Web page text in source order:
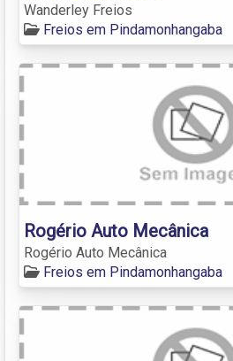
Wanderley Freios
Freios em Pindamonhangaba
Rogério Auto Mecânica
Rogério Auto Mecânica
Freios em Pindamonhangaba